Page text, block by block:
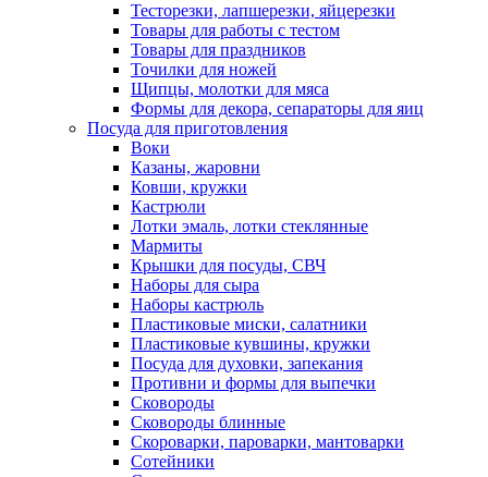
Тесторезки, лапшерезки, яйцерезки
Товары для работы с тестом
Товары для праздников
Точилки для ножей
Щипцы, молотки для мяса
Формы для декора, сепараторы для яиц
Посуда для приготовления
Воки
Казаны, жаровни
Ковши, кружки
Кастрюли
Лотки эмаль, лотки стеклянные
Мармиты
Крышки для посуды, СВЧ
Наборы для сыра
Наборы кастрюль
Пластиковые миски, салатники
Пластиковые кувшины, кружки
Посуда для духовки, запекания
Противни и формы для выпечки
Сковороды
Сковороды блинные
Скороварки, пароварки, мантоварки
Сотейники